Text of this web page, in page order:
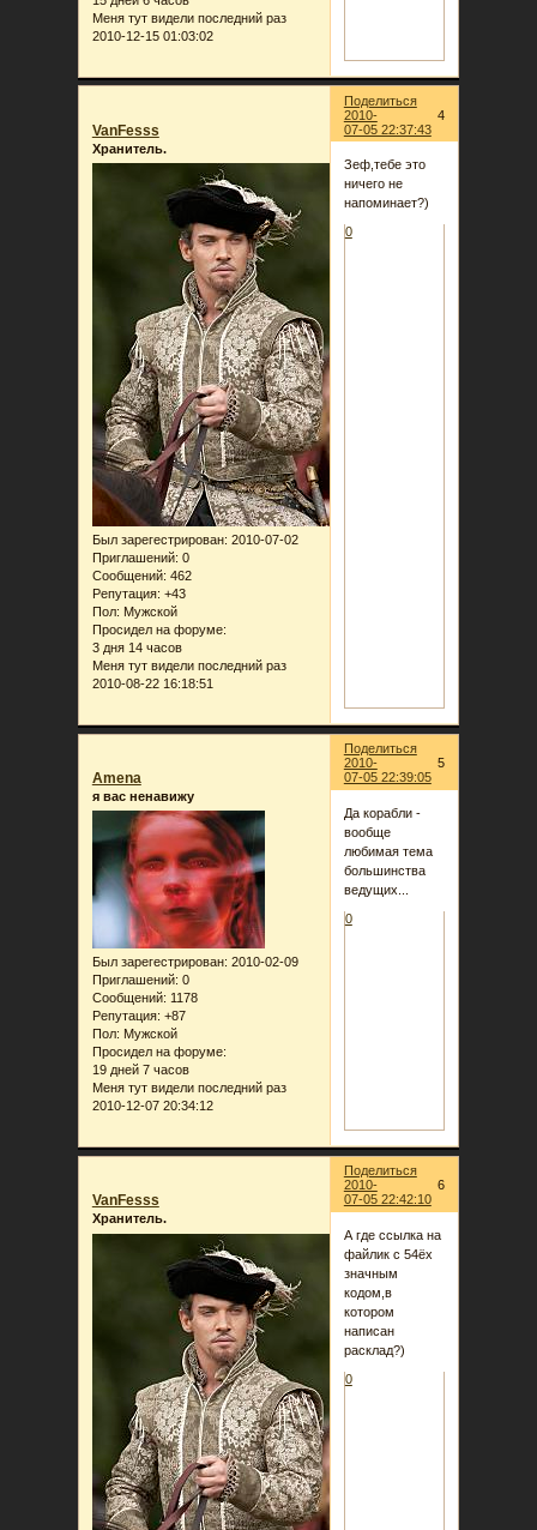
Меня тут видели последний раз
2010-12-15 01:03:02
Поделиться
4
2010-
07-05 22:37:43
VanFesss
Хранитель.
Был зарегестрирован: 2010-07-02
Приглашений: 0
Сообщений: 462
Репутация: +43
Пол: Мужской
Просидел на форуме:
3 дня 14 часов
Меня тут видели последний раз
2010-08-22 16:18:51
Зеф,тебе это
ничего не
напоминает?)
0
Поделиться
5
2010-
07-05 22:39:05
Amena
я вас ненавижу
Был зарегестрирован: 2010-02-09
Приглашений: 0
Сообщений: 1178
Репутация: +87
Пол: Мужской
Просидел на форуме:
19 дней 7 часов
Меня тут видели последний раз
2010-12-07 20:34:12
Да корабли -
вообще
любимая тема
большинства
ведущих...
0
Поделиться
6
2010-
07-05 22:42:10
VanFesss
Хранитель.
А где ссылка на
файлик с 54ёх
значным
кодом,в
котором
написан
расклад?)
0